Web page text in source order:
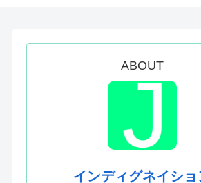
でアニメ化の前と後で意見が...
い飛行能力」発言の謎が遂に...
…コストは2万以上…...
演技力鍛えろよ」とアニメフ...
かったのは00年代、こうい...
った…」 日本を知ってしま...
ABOUT
インディグネイショ